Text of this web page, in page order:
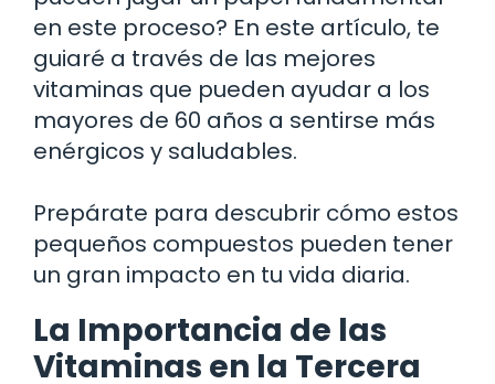
en este proceso? En este artículo, te
guiaré a través de las mejores
vitaminas que pueden ayudar a los
mayores de 60 años a sentirse más
enérgicos y saludables.
Prepárate para descubrir cómo estos
pequeños compuestos pueden tener
un gran impacto en tu vida diaria.
La Importancia de las
Vitaminas en la Tercera